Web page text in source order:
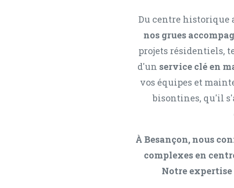
Du centre historique
nos grues
projets résidentiels,
d'un service clé en
vos équipes et
bisontines, qu'il
À Besançon, nous
complexes en
Notre